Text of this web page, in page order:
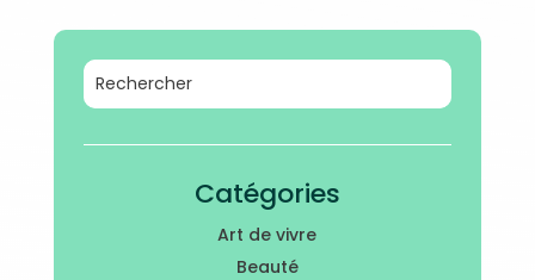
Catégories
Art de vivre
Beauté